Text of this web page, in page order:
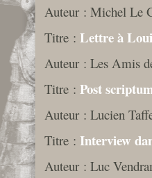
Auteur : Michel Le
Titre : Lettre à
Auteur : Les Amis
Titre : Post
Auteur : Lucien
Titre : Interview
Auteur : Luc